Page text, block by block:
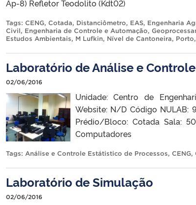
Ap-8) Refletor Teodolito (Kdt02)
Tags: CENG, Cotada, Distanciômetro, EAS, Engenharia
Civil, Engenharia de Controle e Automação,
Estudos Ambientais, M Lufkin, Nível de Cantoneira, Porto,
Laboratório de Análise e
02/06/2016
Unidade: Centro de
Website: N/D Código NULAB:
Prédio/Bloco: Cotada Sala:
Computadores
Tags: Análise e Controle Estátistico de Processos, CENG,
Laboratório de Simulação
02/06/2016